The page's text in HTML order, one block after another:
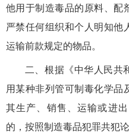
他用于制造毒品的原料、配
严禁任何组织和个人明知他
运输前款规定的物品。
二、根据《中华人民共
用某种非列管可制毒化学品
其生产、销售、运输或进
的，按照制造毒品犯罪共犯论